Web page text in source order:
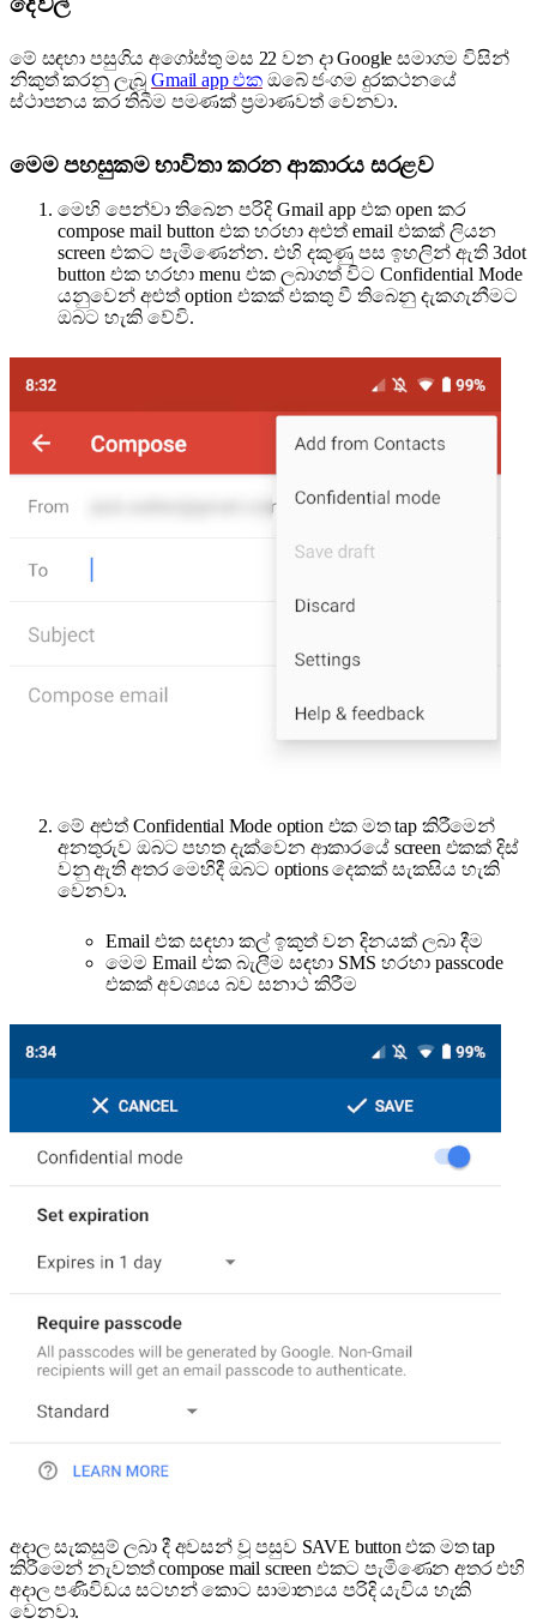
මේ සඳහා පසුගිය අගෝස්තු මස 22 වන දා Google සමාගම විසින්
නිකුත් කරනු ලැබූGmail app එකඔබේ ජංගම දුරකථනයේ
ස්ථාපනය කර තිබීම පමණක් ප්‍රමාණවත් වෙනවා.
මෙම පහසුකම භාවිතා කරන ආකාරය සරළව
මෙහි පෙන්වා තිබෙන පරිදි Gmail app එක open කර
compose mail button එක හරහා අළුත් email එකක් ලියන
screen එකට පැමිණෙන්න. එහි දකුණු පස ඉහලින් ඇති 3dot
button එක හරහා menu එක ලබාගත් විට Confidential Mode
යනුවෙන් අළුත් option එකක් එකතු වී තිබෙනු දැකගැනීමට
ඔබට හැකි වේවි.
මේ අළුත් Confidential Mode option එක මත tap කිරීමෙන්
අනතුරුව ඔබට පහත දැක්වෙන ආකාරයේ screen එකක් දිස්
වනු ඇති අතර මෙහිදී ඔබට options දෙකක් සැකසිය හැකි
වෙනවා.
Email එක සඳහා කල් ඉකුත් වන දිනයක් ලබා දීම
මෙම Email එක බැලීම සඳහා SMS හරහා passcode
එකක් අවශ්‍යය බව සනාථ කිරීම
අදාල සැකසුම් ලබා දී අවසන් වූ පසුව SAVE button එක මත tap
කිරීමෙන් නැවතත් compose mail screen එකට පැමිණෙන අතර එහි
අදාල පණිවිඩය සටහන් කොට සාමාන්‍යය පරිදි යැවිය හැකි
වෙනවා.